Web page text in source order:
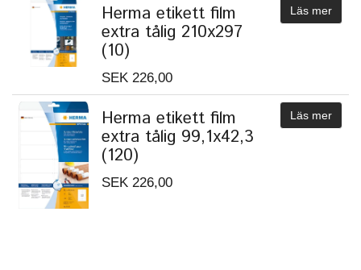
Herma etikett film
extra tålig 210x297
(10)
SEK 226,00
Läs mer
Herma etikett film
extra tålig 99,1x42,3
(120)
SEK 226,00
Läs mer